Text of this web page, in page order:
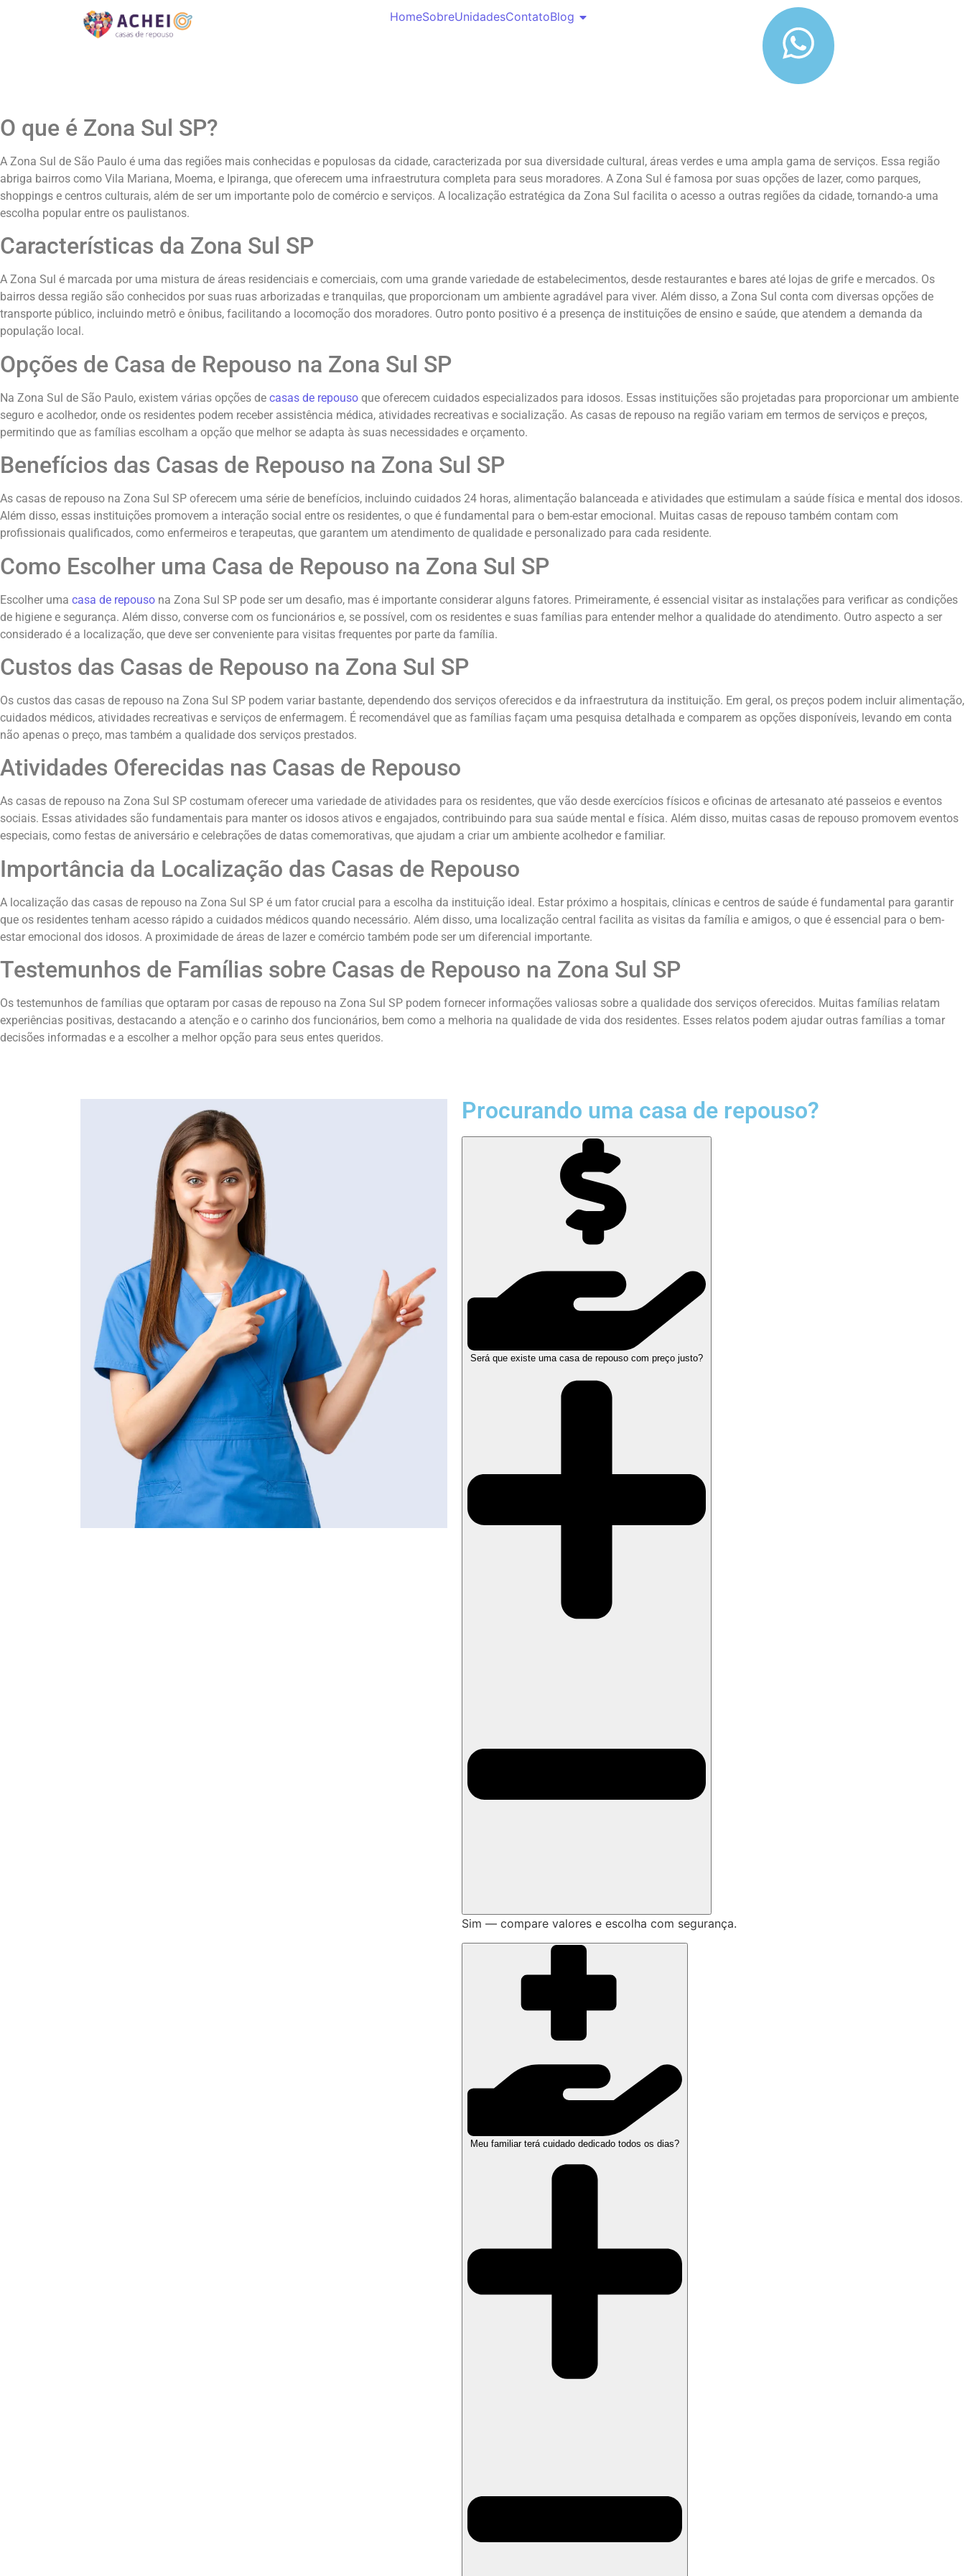
HomeSobreUnidadesContatoBlog
O que é Zona Sul SP?
A Zona Sul de São Paulo é uma das regiões mais conhecidas e populosas da cidade, caracterizada por sua diversidade cultural, áreas verdes e uma ampla gama de serviços. Essa região
abriga bairros como Vila Mariana, Moema, e Ipiranga, que oferecem uma infraestrutura completa para seus moradores. A Zona Sul é famosa por suas opções de lazer, como parques,
shoppings e centros culturais, além de ser um importante polo de comércio e serviços. A localização estratégica da Zona Sul facilita o acesso a outras regiões da cidade, tornando-a uma
escolha popular entre os paulistanos.
Características da Zona Sul SP
A Zona Sul é marcada por uma mistura de áreas residenciais e comerciais, com uma grande variedade de estabelecimentos, desde restaurantes e bares até lojas de grife e mercados. Os
bairros dessa região são conhecidos por suas ruas arborizadas e tranquilas, que proporcionam um ambiente agradável para viver. Além disso, a Zona Sul conta com diversas opções de
transporte público, incluindo metrô e ônibus, facilitando a locomoção dos moradores. Outro ponto positivo é a presença de instituições de ensino e saúde, que atendem a demanda da
população local.
Opções de Casa de Repouso na Zona Sul SP
Na Zona Sul de São Paulo, existem várias opções de casas de repouso que oferecem cuidados especializados para idosos. Essas instituições são projetadas para proporcionar um ambiente
seguro e acolhedor, onde os residentes podem receber assistência médica, atividades recreativas e socialização. As casas de repouso na região variam em termos de serviços e preços,
permitindo que as famílias escolham a opção que melhor se adapta às suas necessidades e orçamento.
Benefícios das Casas de Repouso na Zona Sul SP
As casas de repouso na Zona Sul SP oferecem uma série de benefícios, incluindo cuidados 24 horas, alimentação balanceada e atividades que estimulam a saúde física e mental dos idosos.
Além disso, essas instituições promovem a interação social entre os residentes, o que é fundamental para o bem-estar emocional. Muitas casas de repouso também contam com
profissionais qualificados, como enfermeiros e terapeutas, que garantem um atendimento de qualidade e personalizado para cada residente.
Como Escolher uma Casa de Repouso na Zona Sul SP
Escolher uma casa de repouso na Zona Sul SP pode ser um desafio, mas é importante considerar alguns fatores. Primeiramente, é essencial visitar as instalações para verificar as condições
de higiene e segurança. Além disso, converse com os funcionários e, se possível, com os residentes e suas famílias para entender melhor a qualidade do atendimento. Outro aspecto a ser
considerado é a localização, que deve ser conveniente para visitas frequentes por parte da família.
Custos das Casas de Repouso na Zona Sul SP
Os custos das casas de repouso na Zona Sul SP podem variar bastante, dependendo dos serviços oferecidos e da infraestrutura da instituição. Em geral, os preços podem incluir alimentação,
cuidados médicos, atividades recreativas e serviços de enfermagem. É recomendável que as famílias façam uma pesquisa detalhada e comparem as opções disponíveis, levando em conta
não apenas o preço, mas também a qualidade dos serviços prestados.
Atividades Oferecidas nas Casas de Repouso
As casas de repouso na Zona Sul SP costumam oferecer uma variedade de atividades para os residentes, que vão desde exercícios físicos e oficinas de artesanato até passeios e eventos
sociais. Essas atividades são fundamentais para manter os idosos ativos e engajados, contribuindo para sua saúde mental e física. Além disso, muitas casas de repouso promovem eventos
especiais, como festas de aniversário e celebrações de datas comemorativas, que ajudam a criar um ambiente acolhedor e familiar.
Importância da Localização das Casas de Repouso
A localização das casas de repouso na Zona Sul SP é um fator crucial para a escolha da instituição ideal. Estar próximo a hospitais, clínicas e centros de saúde é fundamental para garantir
que os residentes tenham acesso rápido a cuidados médicos quando necessário. Além disso, uma localização central facilita as visitas da família e amigos, o que é essencial para o bem-
estar emocional dos idosos. A proximidade de áreas de lazer e comércio também pode ser um diferencial importante.
Testemunhos de Famílias sobre Casas de Repouso na Zona Sul SP
Os testemunhos de famílias que optaram por casas de repouso na Zona Sul SP podem fornecer informações valiosas sobre a qualidade dos serviços oferecidos. Muitas famílias relatam
experiências positivas, destacando a atenção e o carinho dos funcionários, bem como a melhoria na qualidade de vida dos residentes. Esses relatos podem ajudar outras famílias a tomar
decisões informadas e a escolher a melhor opção para seus entes queridos.
Procurando uma casa de repouso?
Será que existe uma casa de repouso com preço justo?
Sim — compare valores e escolha com segurança.
Meu familiar terá cuidado dedicado todos os dias?